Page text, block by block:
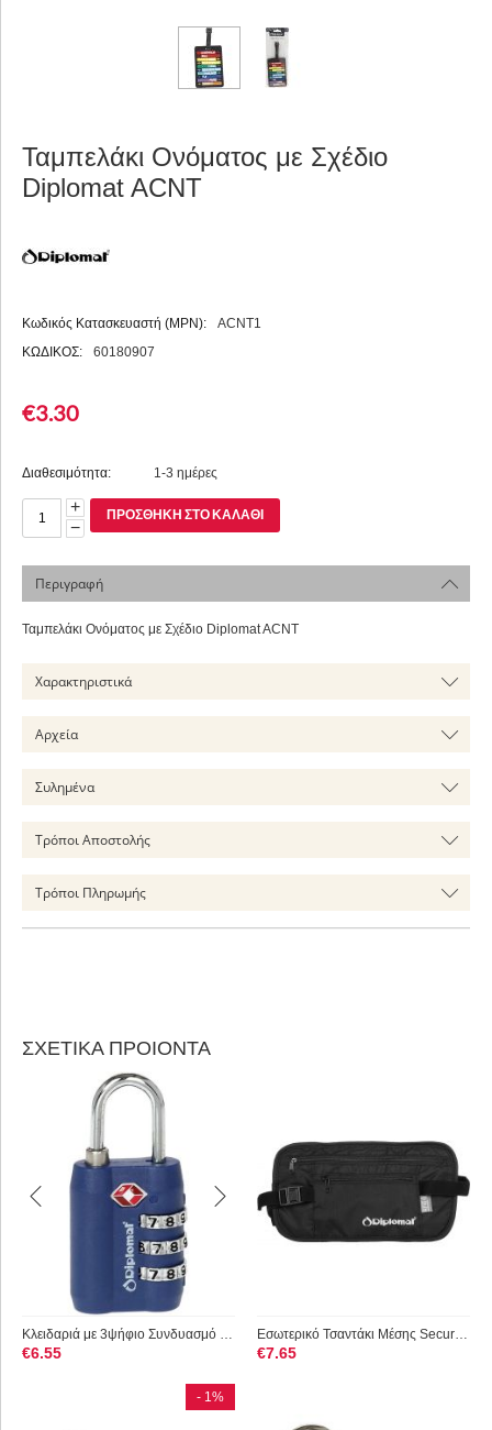
Ταμπελάκι Ονόματος με Σχέδιο
Diplomat ACNT
Κωδικός Κατασκευαστή (MPN):
ACNT1
ΚΩΔΙΚΟΣ:
60180907
€3.30
Διαθεσιμότητα: 1-3 ημέρες
+
−
ΠΡΟΣΘΉΚΗ ΣΤΟ ΚΑΛΆΘΙ
Περιγραφή
Ταμπελάκι Ονόματος με Σχέδιο Diplomat ACNT
Χαρακτηριστικά
Αρχεία
Συλημένα
Τρόποι Αποστολής
Τρόποι Πληρωμής
ΣΧΕΤΙΚΑ ΠΡΟΙΟΝΤΑ
Κλειδαριά με 3ψήφιο Συνδυασμό Diplomat ACLOCK3 Μπλε
€6.55
Εσωτερικό Τσαντάκι Μέσης Security με RFID Προστασία Diplomat ...
€7.65
- 1%